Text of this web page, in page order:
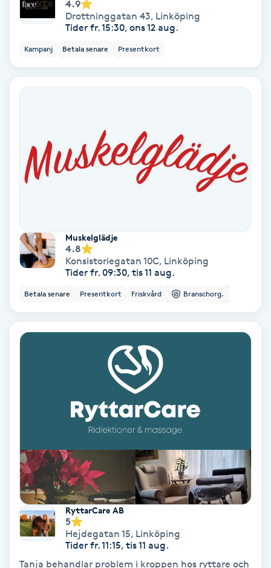
Regndroppsmassage
Restorative Yoga
Rosacea
Ryggmassage
Samtalsterapi
Skalpmassage
Skinbooster
Sklerosering
Skoinlägg
4.9
Drottninggatan 43, Linköping
Tider fr. 15:30, ons 12 aug.
Kampanj Betala senare Presentkort
Muskelglädje
4.8
Konsistoriegatan 10C, Linköping
Tider fr. 09:30, tis 11 aug.
Betala senare Presentkort Friskvård Branschorg.
RyttarCare AB
5
Hejdegatan 15, Linköping
Tider fr. 11:15, tis 11 aug.
Tanja behandlar problem i kroppen hos ryttare och